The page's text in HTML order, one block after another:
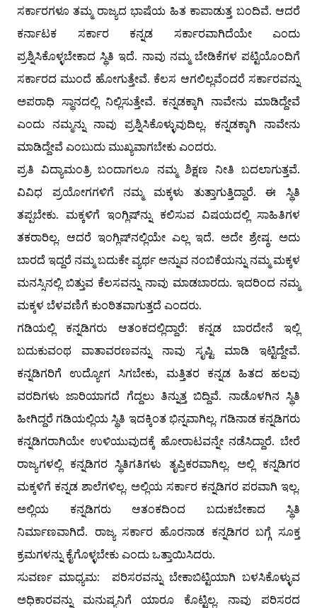
ಸರ್ಕಾರಗಳೂ ತಮ್ಮ ರಾಜ್ಯದ ಭಾಷೆಯ ಹಿತ ಕಾಪಾಡುತ್ತ ಬಂದಿವೆ. ಆದರೆ
ಕರ್ನಾಟಕ ಸರ್ಕಾರ ಕನ್ನಡ ಸರ್ಕಾರವಾಗಿದೆಯೇ ಎಂದು
ಪ್ರಶ್ನಿಸಿಕೊಳ್ಳಬೇಕಾದ ಸ್ಥಿತಿ ಇದೆ. ನಾವು ನಮ್ಮ ಬೇಡಿಕೆಗಳ ಪಟ್ಟಿಯೊಂದಿಗೆ
ಸರ್ಕಾರದ ಮುಂದೆ ಹೋಗುತ್ತೇವೆ. ಕೆಲಸ ಆಗಲಿಲ್ಲವೆಂದರೆ ಸರ್ಕಾರವನ್ನು
ಅಪರಾಧಿ ಸ್ಥಾನದಲ್ಲಿ ನಿಲ್ಲಿಸುತ್ತೇವೆ. ಕನ್ನಡಕ್ಕಾಗಿ ನಾವೇನು ಮಾಡಿದ್ದೇವೆ
ಎಂದು ನಮ್ಮನ್ನು ನಾವು ಪ್ರಶ್ನಿಸಿಕೊಳ್ಳುವುದಿಲ್ಲ. ಕನ್ನಡಕ್ಕಾಗಿ ನಾವೇನು
ಮಾಡಿದ್ದೇವೆ ಎಂಬುದು ಮುಖ್ಯವಾಗಬೇಕು ಎಂದರು.
ಪ್ರತಿ ವಿದ್ಯಾಮಂತ್ರಿ ಬಂದಾಗಲೂ ನಮ್ಮ ಶಿಕ್ಷಣ ನೀತಿ ಬದಲಾಗುತ್ತವೆ.
ವಿವಿಧ ಪ್ರಯೋಗಗಳಿಗೆ ನಮ್ಮ ಮಕ್ಕಳು ತುತ್ತಾಗುತ್ತಿದ್ದಾರೆ. ಈ ಸ್ಥಿತಿ
ತಪ್ಪಬೇಕು. ಮಕ್ಕಳಿಗೆ ಇಂಗ್ಲಿಷ್‌ನ್ನು ಕಲಿಸುವ ವಿಷಯದಲ್ಲಿ ಸಾಹಿತಿಗಳ
ತಕರಾರಿಲ್ಲ. ಆದರೆ ಇಂಗ್ಲಿಷ್‌ನಲ್ಲಿಯೇ ಎಲ್ಲ ಇದೆ. ಅದೇ ಶ್ರೇಷ್ಠ. ಅದು
ಬಾರದೆ ಇದ್ದರೆ ನಮ್ಮ ಬದುಕೇ ವ್ಯರ್ಥ ಅನ್ನುವ ನಂಬಿಕೆಯನ್ನು ನಮ್ಮ ಮಕ್ಕಳ
ಮನಸ್ಸಿನಲ್ಲಿ ಬಿತ್ತುವ ಕೆಲಸವನ್ನು ನಾವು ಮಾಡಬಾರದು. ಇದರಿಂದ ನಮ್ಮ
ಮಕ್ಕಳ ಬೆಳವಣಿಗೆ ಕುಂಠಿತವಾಗುತ್ತದೆ ಎಂದರು.
ಗಡಿಯಲ್ಲಿ ಕನ್ನಡಿಗರು ಆತಂಕದಲ್ಲಿದ್ದಾರೆ: ಕನ್ನಡ ಬಾರದೇನೆ ಇಲ್ಲಿ
ಬದುಕುವಂಥ ವಾತಾವರಣವನ್ನು ನಾವು ಸೃಷ್ಟಿ ಮಾಡಿ ಇಟ್ಟಿದ್ದೇವೆ.
ಕನ್ನಡಿಗರಿಗೆ ಉದ್ಯೋಗ ಸಿಗಬೇಕು, ಮತ್ತಿತರ ಕನ್ನಡ ಹಿತದ ಹಲವು
ವರದಿಗಳು ಜಾರಿಯಾಗದೆ ಗೆದ್ದಲು ತಿನ್ನುತ್ತ ಬಿದ್ದಿವೆ. ನಾಡೊಳಗಿನ ಸ್ಥಿತಿ
ಹೀಗಿದ್ದರೆ ಗಡಿಯಲ್ಲಿಯ ಸ್ಥಿತಿ ಇದಕ್ಕಿಂತ ಭಿನ್ನವಾಗಿಲ್ಲ. ಗಡಿನಾಡ ಕನ್ನಡಿಗರು
ಕನ್ನಡಿಗರಾಗಿಯೇ ಉಳಿಯುವುದಕ್ಕೆ ಹೋರಾಟವನ್ನೇ ನಡೆಸಿದ್ದಾರೆ. ಬೇರೆ
ರಾಜ್ಯಗಳಲ್ಲಿ ಕನ್ನಡಿಗರ ಸ್ಥಿತಿಗತಿಗಳು ತೃಪ್ತಿಕರವಾಗಿಲ್ಲ. ಅಲ್ಲಿ ಕನ್ನಡಿಗರ
ಮಕ್ಕಳಿಗೆ ಕನ್ನಡ ಶಾಲೆಗಳಿಲ್ಲ. ಅಲ್ಲಿಯ ಸರ್ಕಾರ ಕನ್ನಡಿಗರ ಪರವಾಗಿ ಇಲ್ಲ.
ಅಲ್ಲಿಯ ಕನ್ನಡಿಗರು ಆತಂಕದಿಂದ ಬದುಕಬೇಕಾದ ಸ್ಥಿತಿ
ನಿರ್ಮಾಣವಾಗಿದೆ. ರಾಜ್ಯ ಸರ್ಕಾರ ಹೊರನಾಡ ಕನ್ನಡಿಗರ ಬಗ್ಗೆ ಸೂಕ್ತ
ಕ್ರಮಗಳನ್ನು ಕೈಗೊಳ್ಳಬೇಕು ಎಂದು ಒತ್ತಾಯಿಸಿದರು.
ಸುವರ್ಣ ಮಾಧ್ಯಮ: ಪರಿಸರವನ್ನು ಬೇಕಾಬಿಟ್ಟಿಯಾಗಿ ಬಳಸಿಕೊಳ್ಳುವ
ಅಧಿಕಾರವನ್ನು ಮನುಷ್ಯನಿಗೆ ಯಾರೂ ಕೊಟ್ಟಿಲ್ಲ. ನಾವು ಪರಿಸರದ